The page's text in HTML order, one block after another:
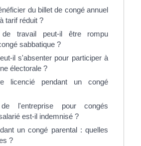
du billet de congé annuel
tarif réduit ?
travail peut-il être rompu
sabbatique ?
il s'absenter pour participer à
électorale ?
licencié pendant un congé
de l'entreprise pour congés
est-il indemnisé ?
un congé parental : quelles
?